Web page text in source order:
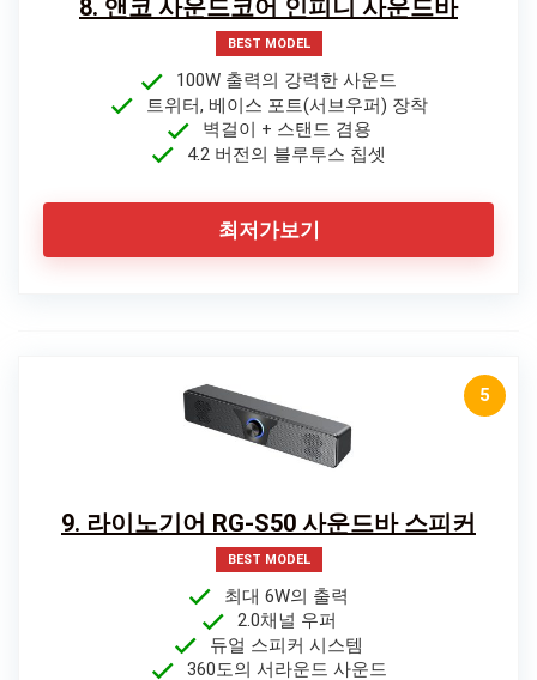
8. 앤코 사운드코어 인피니 사운드바
BEST MODEL
100W 출력의 강력한 사운드
트위터, 베이스 포트(서브우퍼) 장착
벽걸이 + 스탠드 겸용
4.2 버전의 블루투스 칩셋
최저가보기
5
9. 라이노기어 RG-S50 사운드바 스피커
BEST MODEL
최대 6W의 출력
2.0채널 우퍼
듀얼 스피커 시스템
360도의 서라운드 사운드